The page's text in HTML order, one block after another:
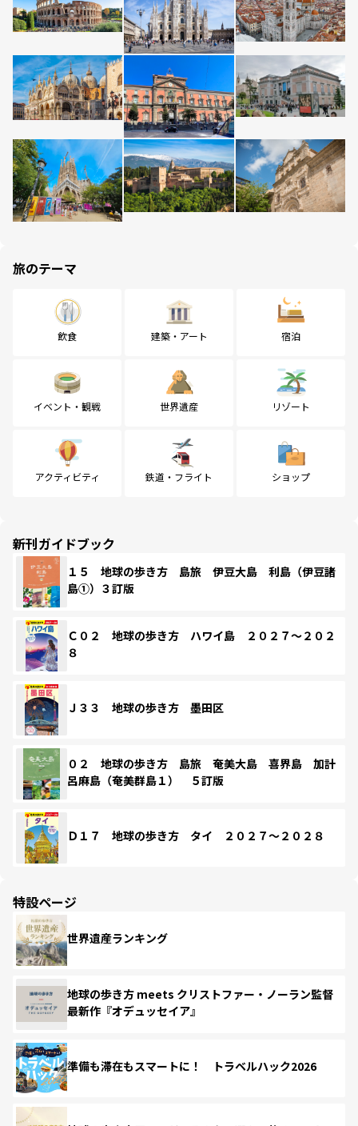
旅のテーマ
飲食 建築・アート 宿泊
イベント・観戦 世界遺産 リゾート
アクティビティ 鉄道・フライト ショップ
新刊ガイドブック
１５ 地球の歩き方 島旅 伊豆大島 利島（伊豆諸
島①）３訂版
Ｃ０２ 地球の歩き方 ハワイ島 ２０２７～２０２
８
Ｊ３３ 地球の歩き方 墨田区
０２ 地球の歩き方 島旅 奄美大島 喜界島 加計
呂麻島（奄美群島１） ５訂版
Ｄ１７ 地球の歩き方 タイ ２０２７～２０２８
特設ページ
世界遺産ランキング
地球の歩き方 meets クリストファー・ノーラン監督
最新作『オデュッセイア』
準備も滞在もスマートに！ トラベルハック2026